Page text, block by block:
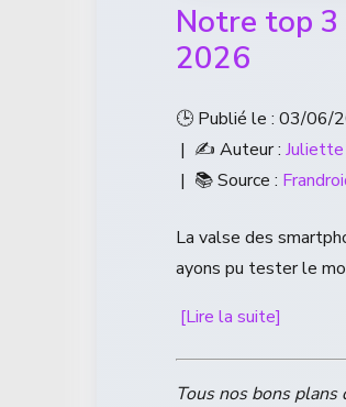
Notre top
2026
🕒 Publié le : 03/06/
| ✍️ Auteur : Juliette
| 📚 Source :
La valse des
ayons pu tester le
[Lire la suite]
Tous nos bons